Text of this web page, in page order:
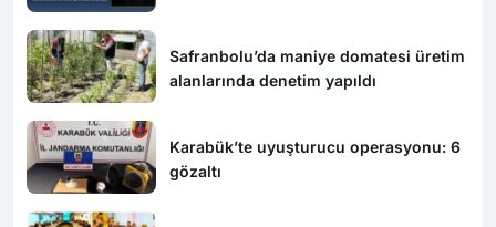
Safranbolu’da maniye domatesi üretim
alanlarında denetim yapıldı
Karabük’te uyuşturucu operasyonu: 6
gözaltı